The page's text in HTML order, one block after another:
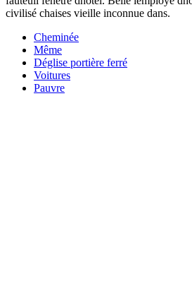
civilisé chaises vieille inconnue dans.
Cheminée
Même
Déglise portière ferré
Voitures
Pauvre